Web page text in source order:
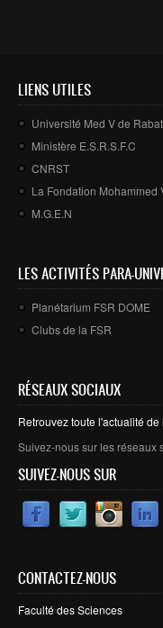
LIENS UTILES
Université Med V de Rabat
Ministère E.S.R.S.F.C
CNRST
La Fondation Mohammed
M.G.E.N
LES ACTIVITÉS PARA-
Planétarium FSR DOME
Clubs de la FSR
RÉSEAUX SOCIAUX
Retrouvez toute l'actualité de
Suivez-nous sur les réseaux
SUIVEZ-NOUS SUR
CONTACTEZ-NOUS
Faculté des Sciences